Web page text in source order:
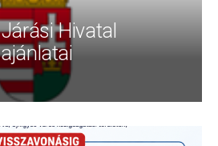
Hivatal